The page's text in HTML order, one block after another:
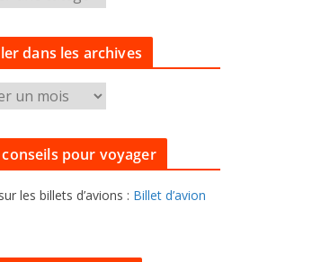
dans les archives
pour voyager
les billets d’avions : Billet d’avion